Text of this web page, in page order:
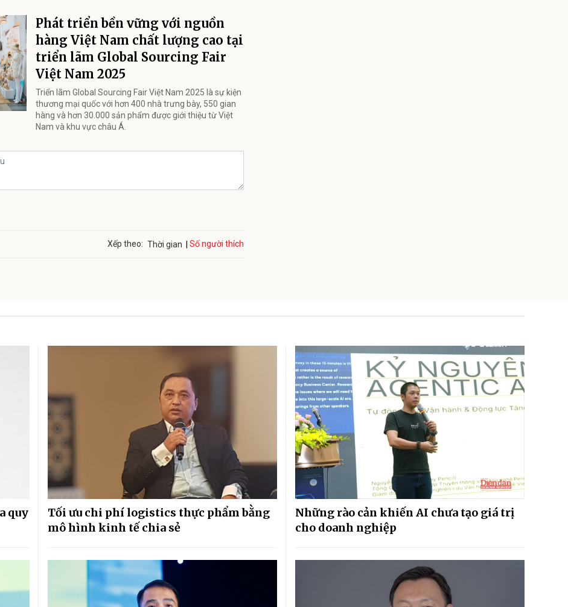
Phát triển bền vững với nguồn
hàng Việt Nam chất lượng cao tại
triển lãm Global Sourcing Fair
Việt Nam 2025
Triển lãm Global Sourcing Fair Việt Nam 2025 là sự kiện
thương mại quốc với hơn 400 nhà trưng bày, 550 gian
hàng và hơn 30.000 sản phẩm được giới thiệu từ Việt
Nam và khu vực châu Á.
Xếp theo: Thời gian Số người thích
quy
Tối ưu chi phí logistics thực phẩm bằng
mô hình kinh tế chia sẻ
Những rào cản khiến AI chưa tạo giá trị
cho doanh nghiệp